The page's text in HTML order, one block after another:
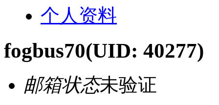
个人资料
fogbus70(UID: 40277)
邮箱状态未验证